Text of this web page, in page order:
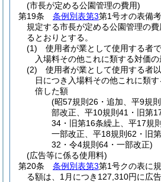
(市長が定める公園管理の費用)
第19条
条例別表第3第1号オの表備
規定する市長が定める公園管理の費
るとおりとする。
(1)
使用者が業として使用する者
入場料その他これに類する対価
(2)
使用者が業として使用する者
日につき入場料その他これに類
倍した額
(昭57規則26・追加、平9規
部改正、平10規則41・旧第
34・旧第16条繰上、平17規
一部改正、平18規則62・旧
32・令4規則64・一部改正)
(広告等に係る使用料)
第20条
条例別表第3第1号クの表に
る額は、1月につき127,310円に広